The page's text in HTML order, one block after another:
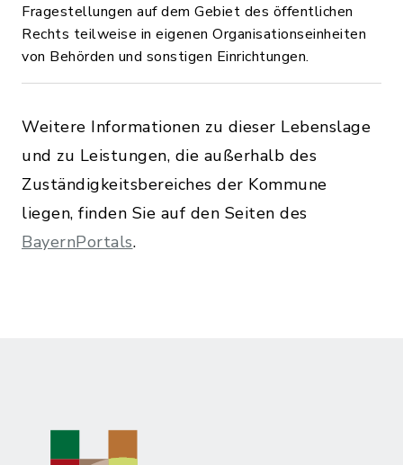
Fragestellungen auf dem Gebiet des öffentlichen
Rechts teilweise in eigenen Organisationseinheiten
von Behörden und sonstigen Einrichtungen.
Weitere Informationen zu dieser Lebenslage
und zu Leistungen, die außerhalb des
Zuständigkeitsbereiches der Kommune
liegen, finden Sie auf den Seiten des
BayernPortals.